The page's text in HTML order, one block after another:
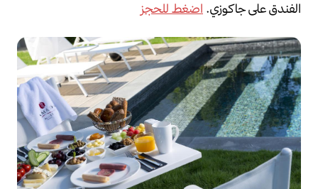
الفندق على جاكوزي. اضغط للحجز